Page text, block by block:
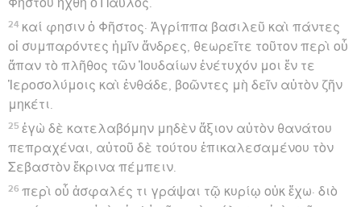
ἐπὶ τὸν θεόν, ἄξια τῆς μετανοίας ἔργα πράσσοντας.
21 ἕνεκα τούτων με Ἰουδαῖοι συλλαβόμενοι ἐν τῷ ἱερῷ
ἐπειρῶντο διαχειρίσασθαι.
22 ἐπικουρίας οὖν τυχὼν τῆς ἀπὸ τοῦ θεοῦ ἄχρι τῆς
ἡμέρας ταύτης ἕστηκα μαρτυρόμενος μικρῷ τε καὶ
μεγάλῳ, οὐδὲν ἐκτὸς λέγων ὧν τε οἱ προφῆται
ἐλάλησαν μελλόντων γίνεσθαι καὶ Μωϋσῆς,
23 εἰ παθητὸς ὁ χριστός, εἰ πρῶτος ἐξ ἀναστάσεως
νεκρῶν φῶς μέλλει καταγγέλλειν τῷ τε λαῷ καὶ
τοῖς ἔθνεσιν.